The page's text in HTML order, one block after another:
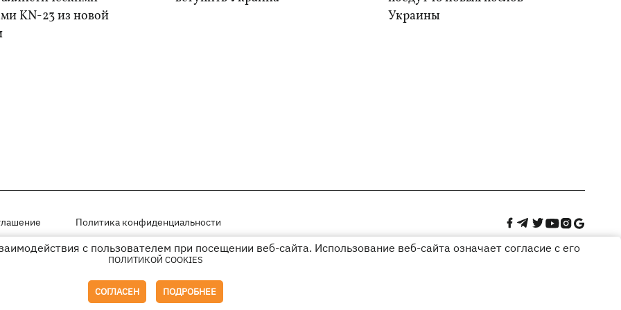
KN-23 из новой
Украины
Политика конфиденциальности
на правах рекламыс пользователем при посещении веб-сайта. Использование веб-сайта означает согласие с его
ПОЛИТИКОЙ COOKIES
СОГЛАСЕН ПОДРОБНЕЕ